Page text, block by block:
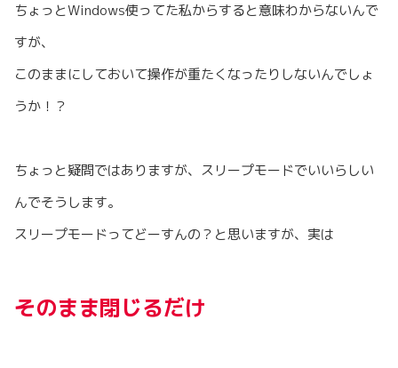
ちょっとWindows使ってた私からすると意味わからないんで
すが、
このままにしておいて操作が重たくなったりしないんでしょ
うか！？
ちょっと疑問ではありますが、スリープモードでいいらしい
んでそうします。
スリープモードってどーすんの？と思いますが、実は
そのまま閉じるだけ